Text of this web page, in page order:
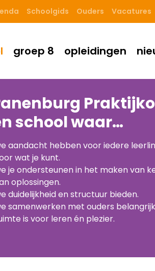
groep 8 opleidingen
Schoolgids Ouders Vacatures
school waar…
aandacht hebben voor iedere
wat je kunt.
je ondersteunen in het maken van
oplossingen.
duidelijkheid en structuur bieden.
samenwerken met ouders
is voor leren én plezier.